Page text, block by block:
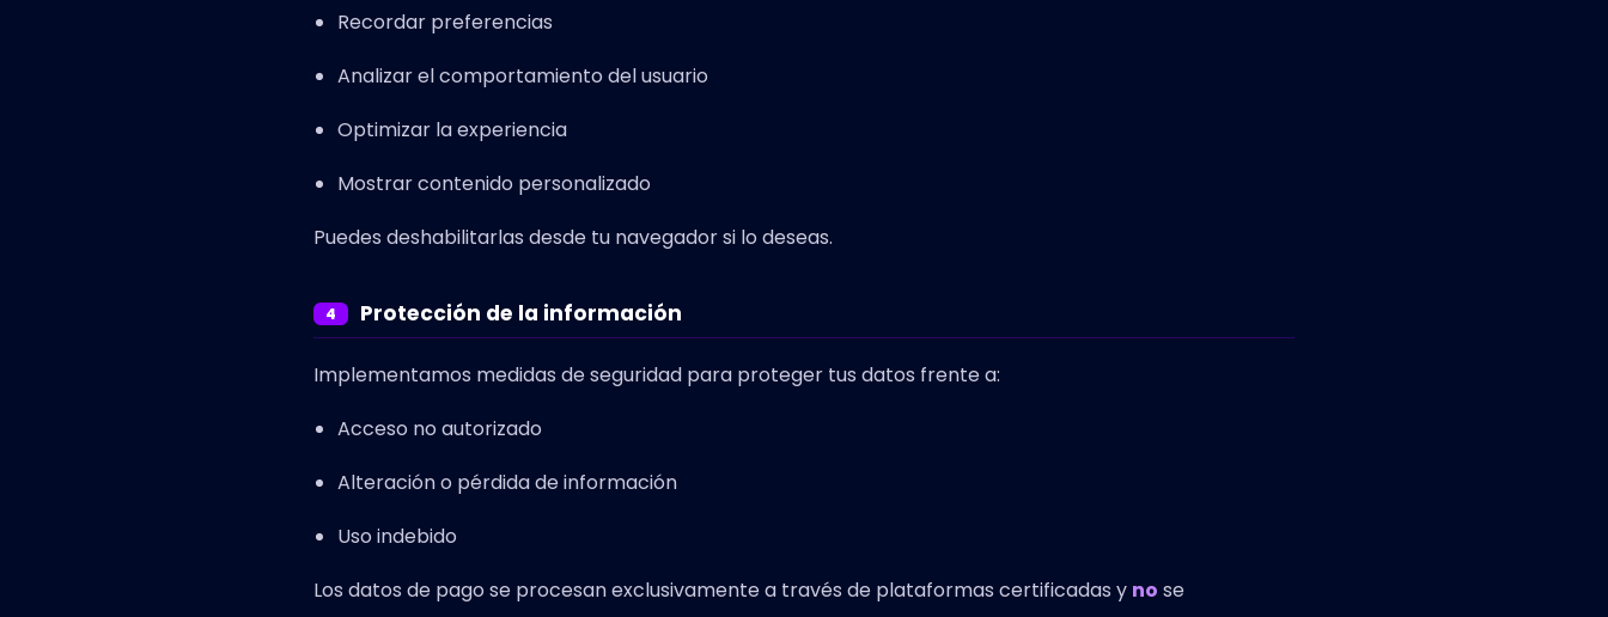
Recordar preferencias
Analizar el comportamiento del usuario
Optimizar la experiencia
Mostrar contenido personalizado
Puedes deshabilitarlas desde tu navegador si lo deseas.
4 Protección de la información
Implementamos medidas de seguridad para proteger tus datos frente a:
Acceso no autorizado
Alteración o pérdida de información
Uso indebido
Los datos de pago se procesan exclusivamente a través de plataformas certificadas y no se